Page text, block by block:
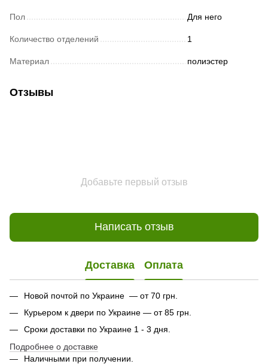
Пол Для него
Количество отделений 1
Материал полиэстер
Отзывы
Добавьте первый отзыв
Написать отзыв
Доставка Оплата
Новой почтой по Украине — от 70 грн.
Курьером к двери по Украине — от 85 грн.
Сроки доставки по Украине 1 - 3 дня.
Подробнее о доставке
Наличными при получении.